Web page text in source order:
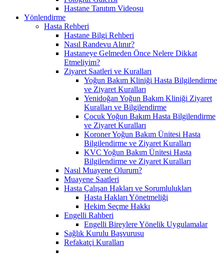
Hastane Tanıtım Videosu
Yönlendirme
Hasta Rehberi
Hastane Bilgi Rehberi
Nasıl Randevu Alınır?
Hastaneye Gelmeden Önce Nelere Dikkat
Etmeliyim?
Ziyaret Saatleri ve Kuralları
Yoğun Bakım Kliniği Hasta Bilgilendirme
ve Ziyaret Kuralları
Yenidoğan Yoğun Bakım Kliniği Ziyaret
Kuralları ve Bilgilendirme
Çocuk Yoğun Bakım Hasta Bilgilendirme
ve Ziyaret Kuralları
Koroner Yoğun Bakım Ünitesi Hasta
Bilgilendirme ve Ziyaret Kuralları
KVC Yoğun Bakım Ünitesi Hasta
Bilgilendirme ve Ziyaret Kuralları
Nasıl Muayene Olurum?
Muayene Saatleri
Hasta Çalışan Hakları ve Sorumlulukları
Hasta Hakları Yönetmeliği
Hekim Seçme Hakkı
Engelli Rahberi
Engelli Bireylere Yönelik Uygulamalar
Sağlık Kurulu Başvurusu
Refakatçi Kuralları